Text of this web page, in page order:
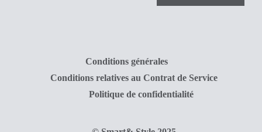
Conditions générales
Conditions relatives au Contrat de Service
Politique de confidentialité